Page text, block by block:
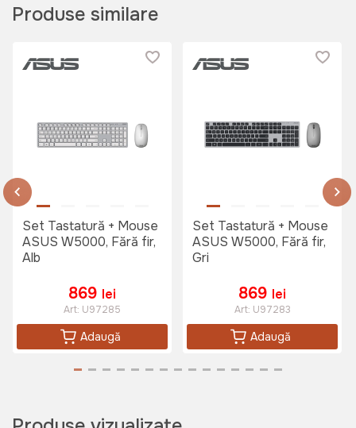
Produse similare
Set Tastatură + Mouse
ASUS W5000, Fără fir,
Alb
869 lei
Art: U97285
Adaugă
Set Tastatură + Mouse
ASUS W5000, Fără fir,
Gri
869 lei
Art: U97283
Adaugă